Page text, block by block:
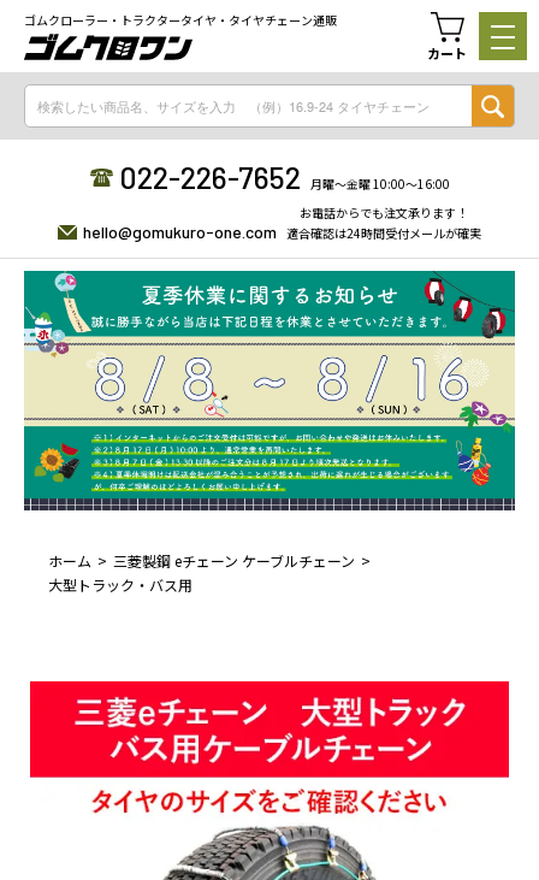
ゴムクローラー・トラクタータイヤ・タイヤチェーン通販
カート
022-226-7652 月曜〜金曜 10:00〜16:00
hello@gomukuro-one.com
お電話からでも注文承ります！
適合確認は24時間受付メールが確実
ホーム
三菱製鋼 eチェーン ケーブルチェーン
大型トラック・バス用